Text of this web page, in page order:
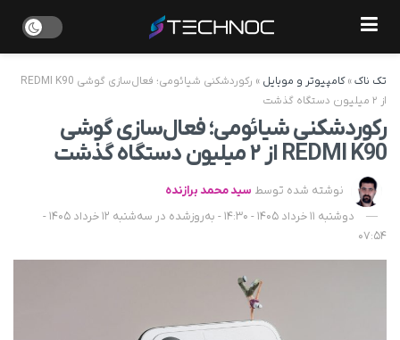
تک ناک»کامپیوتر و موبایل »
رکوردشکنی شیائومی؛ فعال‌سازی گوشی REDMI K90
از ۲ میلیون دستگاه گذشت
رکوردشکنی شیائومی؛ فعال‌سازی گوشی
REDMI K90 از ۲ میلیون دستگاه گذشت
نوشته شده توسط سید محمد برازنده
دوشنبه 11 خرداد 1405 - 14:30 - به‌روزشده در سه‌شنبه 12 خرداد 1405 -
07:54